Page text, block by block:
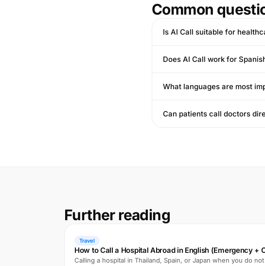
Common
Is AI Call suitable for
Does AI Call work for
What languages are most
Can patients call doctors
Further reading
Travel
How to Call a Hospital Abroad in English (Emergency +
Calling a hospital in Thailand, Spain, or Japan when you do